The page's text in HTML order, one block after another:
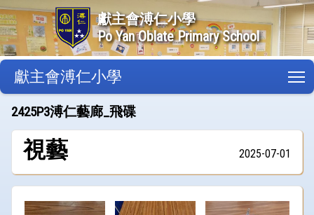
獻主會溥仁小學
Po Yan Oblate Primary School
獻主會溥仁小學
2425P3溥仁藝廊_飛碟
視藝 2025-07-01